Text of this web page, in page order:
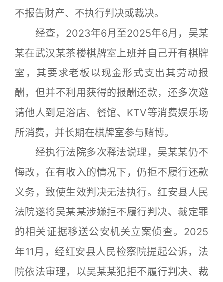
不报告财产、不执行判决或裁决。
经查，2023年6月至2025年6月，吴某
某在武汉某茶楼棋牌室上班并自己开有棋牌
室，其要求老板以现金形式支出其劳动报
酬，但并不利用获得的报酬还款，还多次邀
请他人到足浴店、餐馆、KTV等消费娱乐场
所消费，并长期在棋牌室参与赌博。
经执行法院多次释法说理，吴某某仍不
悔改，在有收入的情况下，仍拒不履行还款
义务，致使生效判决无法执行。红安县人民
法院遂将吴某某涉嫌拒不履行判决、裁定罪
的相关证据移送公安机关立案侦查。2025
年11月，经红安县人民检察院提起公诉，法
院依法审理，以吴某某犯拒不履行判决、裁